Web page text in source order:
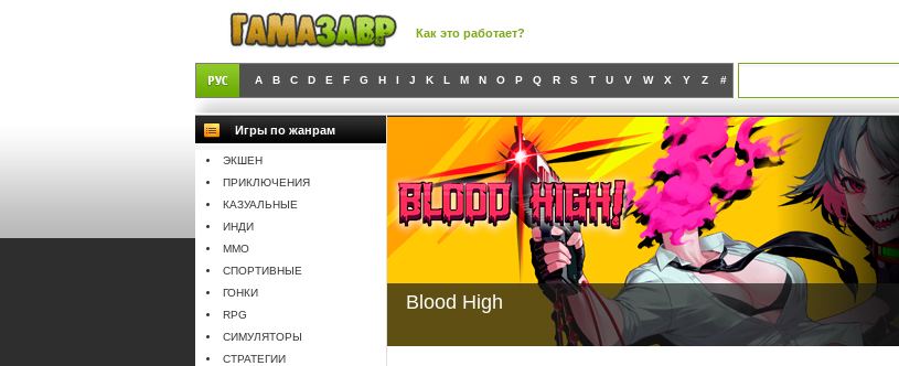
Как это работает?
A B C D E F G H I J K L M N O P Q R S T U V W X Y Z #
Игры по жанрам
ЭКШЕН
ПРИКЛЮЧЕНИЯ
КАЗУАЛЬНЫЕ
ИНДИ
MMO
СПОРТИВНЫЕ
ГОНКИ
RPG
СИМУЛЯТОРЫ
СТРАТЕГИИ
Blood High